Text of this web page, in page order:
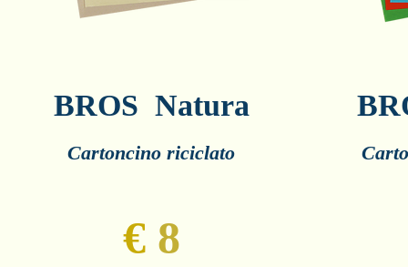
BROS Natura
Cartoncino riciclato
€ 8